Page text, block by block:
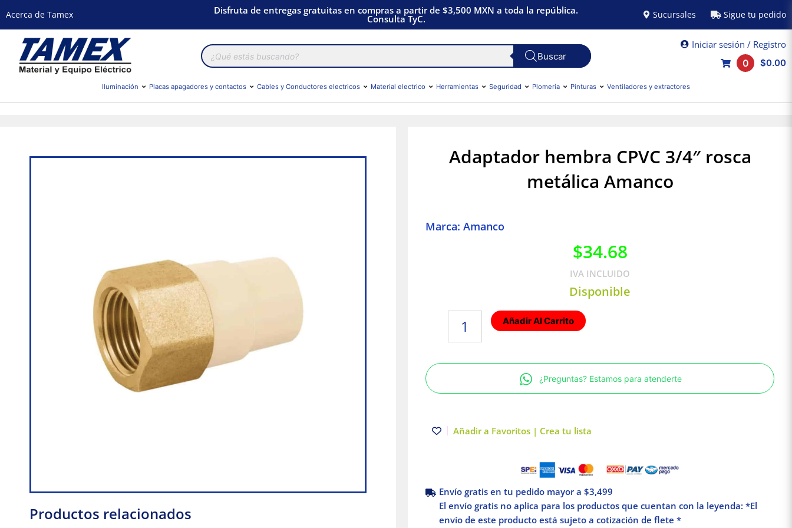
Acerca de Tamex Disfruta de entregas gratuitas en compras a partir de $3,500 MXN a toda la república.
Consulta TyC. Sucursales Sigue tu pedido
Búsqueda
de
productos
Iniciar sesión / Registro
0
$0.00
Iluminación Placas apagadores y contactos Cables y Conductores electricos Material electrico Herramientas Seguridad Plomería Pinturas Ventiladores y extractores
Productos relacionados
Adaptador hembra CPVC 3/4″ rosca
metálica Amanco
Marca: Amanco
$34.68
IVA INCLUIDO
Disponible
CPVC
rosca
metálica
Añadir Al Carrito
¿Preguntas? Estamos para atenderte
Añadir a Favoritos | Crea tu lista
Envío gratis en tu pedido mayor a $3,499
El envío gratis no aplica para los productos que cuentan con la leyenda: *El
envío de este producto está sujeto a cotización de flete *